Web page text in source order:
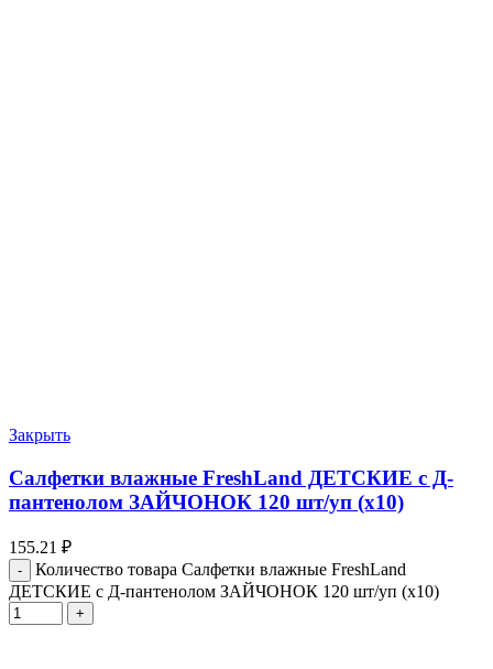
Закрыть
Салфетки влажные FreshLand ДЕТСКИЕ с Д-
пантенолом ЗАЙЧОНОК 120 шт/уп (х10)
155.21 ₽
Количество товара Салфетки влажные FreshLand
ДЕТСКИЕ с Д-пантенолом ЗАЙЧОНОК 120 шт/уп (х10)